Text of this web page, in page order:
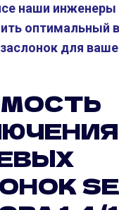
наши
оптимальный
для